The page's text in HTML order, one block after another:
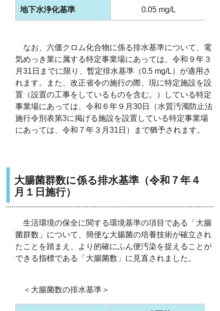
地下水浄化基準 0.05 mg/L
なお、六価クロム化合物に係る排水基準について、電
気めっき業に属する特定事業場にあっては、令和９年３
月31日までに限り、暫定排水基準（0.5 mg/L）が適用さ
れます。また、改正省令の施行の際、現に特定施設を設
置（設置の工事をしているものを含む。）している特定
事業場にあっては、令和６年９月30日（水質汚濁防止法
施行令別表第3に掲げる施設を設置している特定事業場
にあっては、令和７年３月31日）まで猶予されます。
大腸菌群数に係る排水基準（令和７年４
月１日施行）
生活環境の保全に関する環境基準の項目である「大腸
菌群数」について、簡便な大腸菌の培養技術が確立され
たことを踏まえ、より的確にふん便汚染を捉えることが
できる指標である「大腸菌数」に見直されました。
＜大腸菌数の排水基準＞